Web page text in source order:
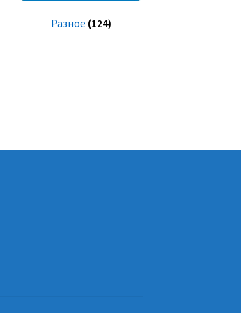
Разное (124)